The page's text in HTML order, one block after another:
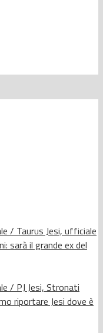
/ Taurus Jesi, ufficiale
sarà il grande ex del
/ PJ Jesi, Stronati
riportare Jesi dove è